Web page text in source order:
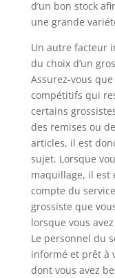
d’un bon stock
une grande
Un autre facteur
du choix d’un
Assurez-vous
compétitifs qui
certains
des remises ou
articles, il est
sujet. Lorsque
maquillage, il
compte du
grossiste que
lorsque vous
Le personnel du
informé et prêt à
dont vous avez